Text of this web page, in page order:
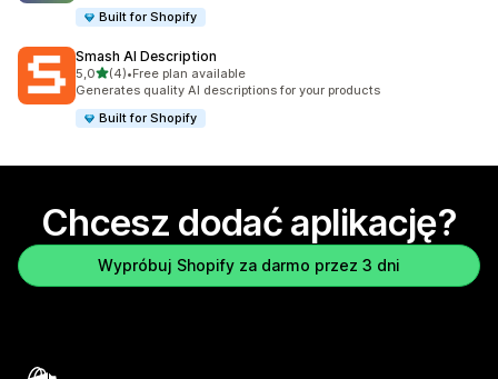
Built for Shopify
Smash AI Description
5,0na 5 gwiazdek
(4)
Łączna liczba recenzji: 4
•Free plan available
Generates quality AI descriptions for your products
Built for Shopify
Chcesz dodać aplikację?
Wypróbuj Shopify za darmo przez 3 dni